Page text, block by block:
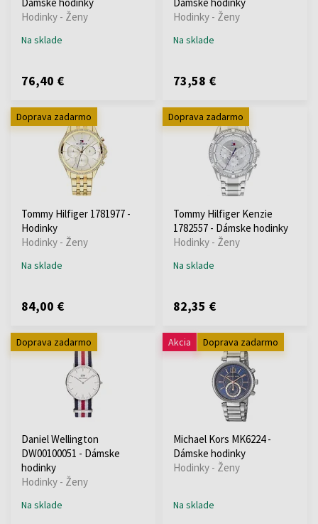
Hodinky - Ženy
Na sklade
76,40 €
Hodinky - Ženy
Na sklade
73,58 €
Doprava zadarmo
Tommy Hilfiger 1781977 -
Hodinky
Hodinky - Ženy
Na sklade
84,00 €
Doprava zadarmo
Tommy Hilfiger Kenzie
1782557 - Dámske hodinky
Hodinky - Ženy
Na sklade
82,35 €
Doprava zadarmo
Daniel Wellington
DW00100051 - Dámske
hodinky
Hodinky - Ženy
Na sklade
Akcia Doprava zadarmo
Michael Kors MK6224 -
Dámske hodinky
Hodinky - Ženy
Na sklade